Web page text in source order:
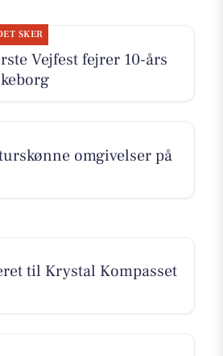
SKER
Vejfest fejrer 10-års
omgivelser på
til Krystal Kompasset